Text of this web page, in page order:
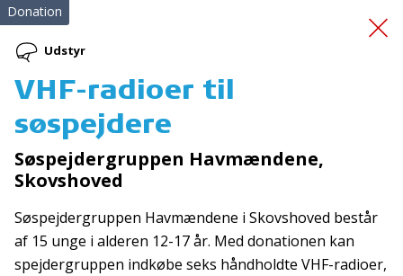
Termisk kamera
Donation
Udstyr
VHF-radioer til
søspejdere
Søspejdergruppen Havmændene,
Skovshoved
Søspejdergruppen Havmændene i Skovshoved består
af 15 unge i alderen 12-17 år. Med donationen kan
spejdergruppen indkøbe seks håndholdte VHF-radioer,